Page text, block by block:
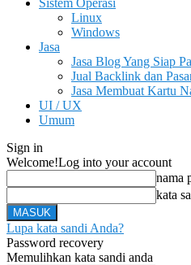
Sistem Operasi
Linux
Windows
Jasa
Jasa Blog Yang Siap
Jual Backlink dan
Jasa Membuat Kartu
UI / UX
Umum
Sign in
Welcome!Log into your account
nama
kata
Lupa kata sandi Anda?
Password recovery
Memulihkan kata sandi anda